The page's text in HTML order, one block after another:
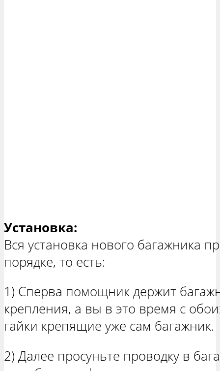
Установка:
Вся установка нового багажника
порядке, то есть:
1) Сперва помощник держит
крепления, а вы в это время с
гайки крепящие уже сам багажник.
2) Далее просуньте проводку в